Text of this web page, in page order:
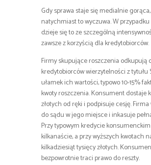
Gdy sprawa staje się medialnie
natychmiast to wyczuwa. W przypadku
dzieje się to ze szczególną
zawsze z korzyścią dla kredytobiorców.
Firmy skupujące roszczenia odkupują
kredytobiorców wierzytelności z tytułu
ułamek ich wartości, typowo 10-15%
kwoty roszczenia. Konsument dostaje
złotych od ręki i podpisuje cesję.
do sądu w jego miejsce i inkasuje
Przy typowym kredycie
kilkanaście, a przy wyższych kwotach
kilkadziesiąt tysięcy złotych.
bezpowrotnie traci prawo do reszty.